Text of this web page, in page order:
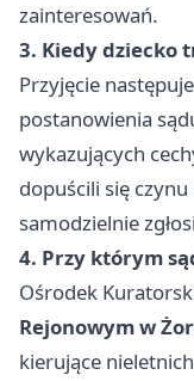
zainteresowań.
3. Kiedy dziecko
Przyjęcie
postanowienia
wykazujących
dopuścili się
samodzielnie
4. Przy którym
Ośrodek
Rejonowym w
kierujące